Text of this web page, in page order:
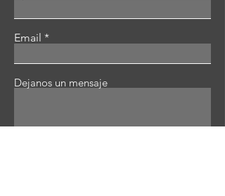
Email
Dejanos un mensaje